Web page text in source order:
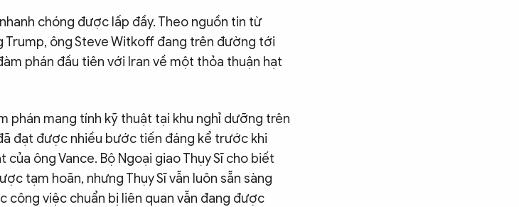
chóng được lấp đầy. Theo nguồn tin từ
Trump, ông Steve Witkoff đang trên đường tới
phán đầu tiên với Iran về một thỏa thuận hạt
phán mang tính kỹ thuật tại khu nghỉ dưỡng trên
đạt được nhiều bước tiến đáng kể trước khi
ông Vance. Bộ Ngoại giao Thụy Sĩ cho biết
tạm hoãn, nhưng Thụy Sĩ vẫn luôn sẵn sàng
công việc chuẩn bị liên quan vẫn đang được